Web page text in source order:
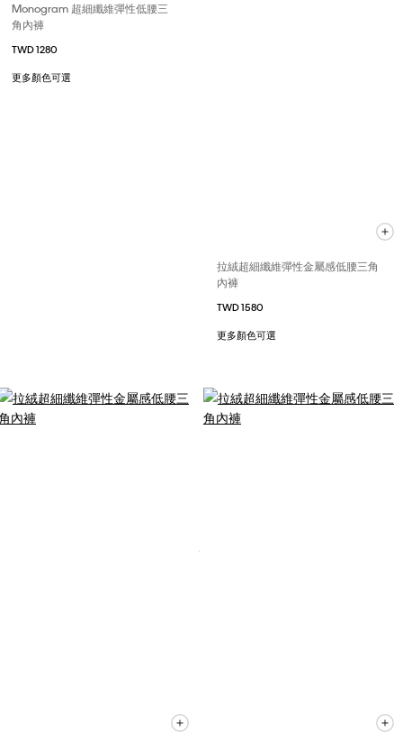
Monogram 超細纖維彈性低腰三
角內褲
TWD 1280
更多顏色可選
拉絨超細纖維彈性金屬感低腰三角
內褲
TWD 1580
更多顏色可選